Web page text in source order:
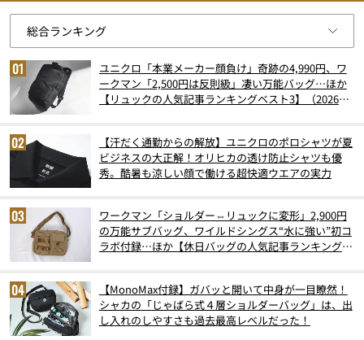
ユニクロ「本業メーカー顔負け」奇跡の4,990円、ワ
ークマン「2,500円は反則級」凄い万能バッグ…ほか
【リュックの人気記事ランキングベスト3】（2026年
【汗だく通勤からの解放】ユニクロのポロシャツが夏
ビジネスの大正解！オリヒカの透け防止シャツも優
秀。酷暑も涼しい顔で働ける超快適ウエアの実力
ワークマン「ショルダー⇔リュックに変形」2,900円
の万能サブバッグ、ワイルドシングス“水に強い”初コ
ラボ付録…ほか【休日バッグの人気記事ランキングベ
【MonoMax付録】ガバッと開いて中身が一目瞭然！
シャカの「じゃばら式４層ショルダーバッグ」は、出
し入れのしやすさも過去最高レベルだった！